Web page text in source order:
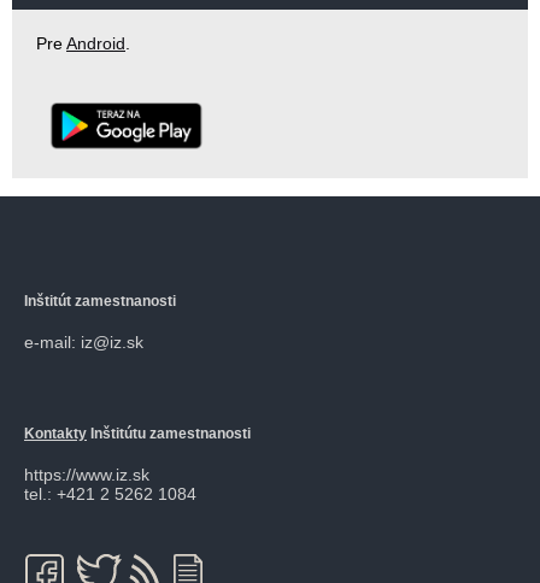
PreAndroid.
Inštitút zamestnanosti
e-mail: iz@iz.sk
Kontakty Inštitútu zamestnanosti
https://www.iz.sk
tel.: +421 2 5262 1084